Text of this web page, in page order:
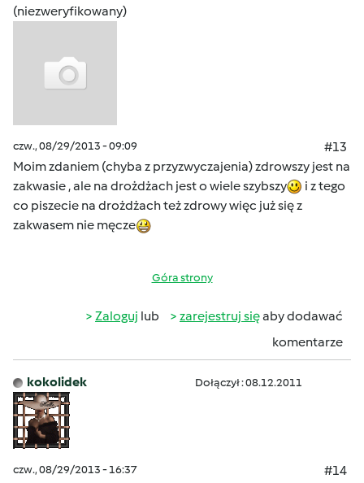
(niezweryfikowany)
czw., 08/29/2013 - 09:09
#13
Moim zdaniem (chyba z przyzwyczajenia) zdrowszy jest na
zakwasie , ale na drożdżach jest o wiele szybszy
i z tego
co piszecie na drożdżach też zdrowy więc już się z
zakwasem nie męcze
Góra strony
Zaloguj lub zarejestruj sięaby dodawać
komentarze
kokolidek Dołączył : 08.12.2011
czw., 08/29/2013 - 16:37
#14